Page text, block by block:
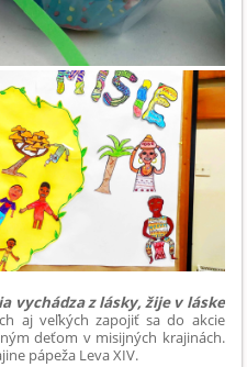
vychádza z lásky, žije v láske
aj veľkýchzapojiť sado akcie
deťom v misijných krajinách.
pápeža Leva XIV.